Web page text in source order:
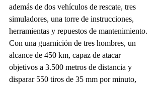
además de dos vehículos de rescate, tres
simuladores, una torre de instrucciones,
herramientas y repuestos de mantenimiento.
Con una guarnición de tres hombres, un
alcance de 450 km, capaz de atacar
objetivos a 3.500 metros de distancia y
disparar 550 tiros de 35 mm por minuto,